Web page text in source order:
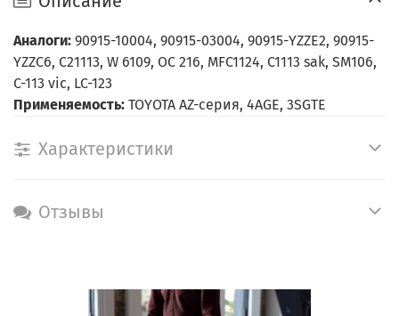
Аналоги: 90915-10004, 90915-03004, 90915-YZZE2, 90915-
YZZC6, C21113, W 6109, OC 216, MFC1124, C1113 sak, SM106,
C-113 vic, LC-123
Применяемость: TOYOTA AZ-серия, 4AGE, 3SGTE
Характеристики
Отзывы